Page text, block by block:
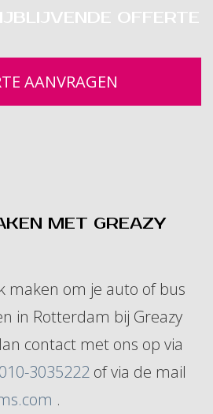
OFFERTE
AANVRAGEN
MET GREAZY
maken om je auto of bus
in Rotterdam bij Greazy
contact met ons op via
010-3035222 of via de mail
.